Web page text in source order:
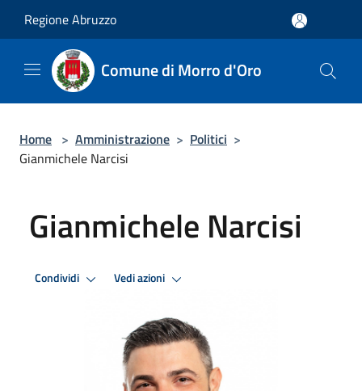
Regione Abruzzo
Comune di Morro d'Oro
Home > Amministrazione > Politici >
Gianmichele Narcisi
Gianmichele Narcisi
Condividi Vedi azioni